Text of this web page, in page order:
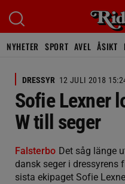
NYHETER SPORT AVEL ÅSIKT
DRESSYR 12 JULI 2018
Sofie Lexner
W till seger
Falsterbo Det såg länge
dansk seger i dressyrens
sista ekipaget Sofie